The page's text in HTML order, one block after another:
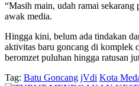
“Masih main, udah ramai sekarang
awak media.
Hingga kini, belum ada tindakan
aktivitas baru goncang di komplek
beromzet puluhan hingga ratusan
Tag: Batu Goncang jVdi Kota